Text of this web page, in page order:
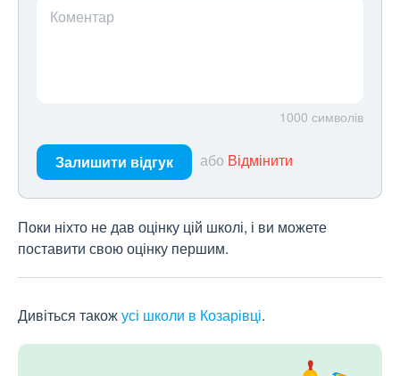
Коментар
1000 символів
Залишити відгук або Відмінити
Поки ніхто не дав оцінку цій школі, і ви можете
поставити свою оцінку першим.
Дивіться такожусі школи в Козарівці.